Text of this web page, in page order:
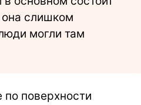
она слишком
могли там
поверхности